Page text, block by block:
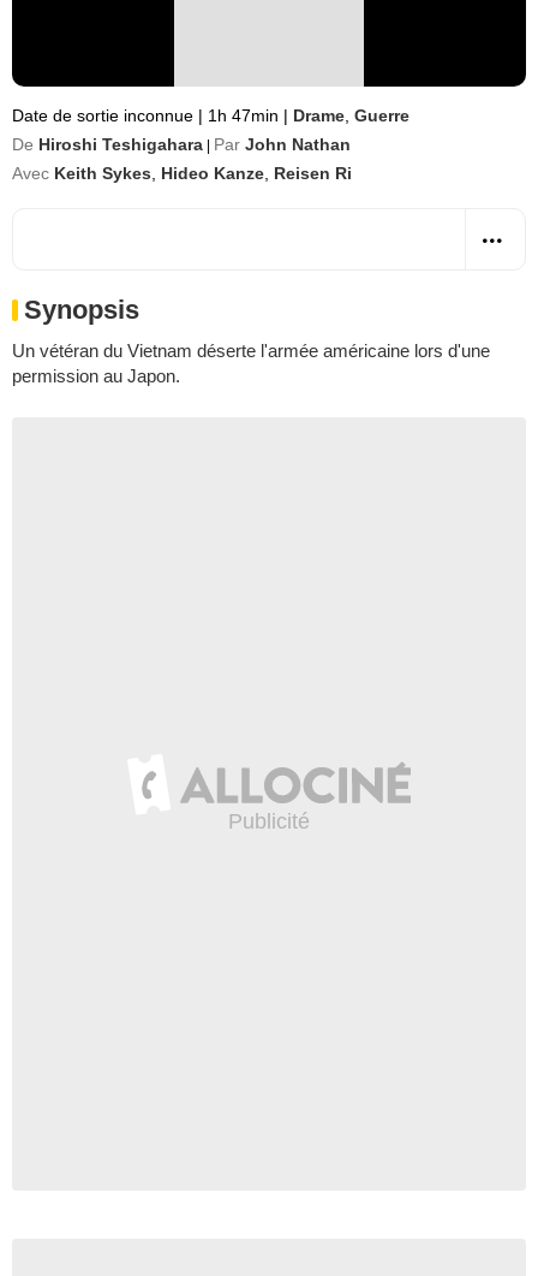
Date de sortie inconnue | 1h 47min | Drame Guerre
De Hiroshi Teshigahara Par John Nathan
Avec Keith Sykes Hideo Kanze Reisen Ri
Synopsis
Un vétéran du Vietnam déserte l'armée américaine lors d'une
permission au Japon.